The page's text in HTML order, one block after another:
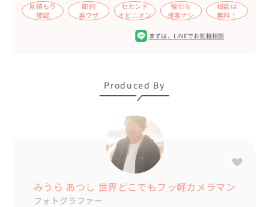
見積もり
確認
節約
裏ワザ
セカンド
オピニオン
強引な
接客ナシ
相談は
無料！
まずは、 LINEでお気軽相談
Produced By
みうら あつし 世界どこでもフッ軽カメラマン
フォトグラファー